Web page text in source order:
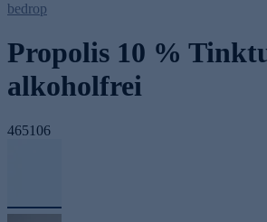
bedrop
Propolis 10 %
alkoholfrei
465106